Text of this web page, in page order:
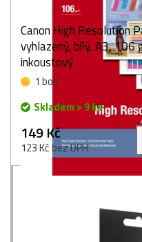
Canon High Resolution
vyhlazený, bílý, A3,
inkoustový
1 bod
Skladem > 9 ks
149 Kč
123 Kč bez DPH